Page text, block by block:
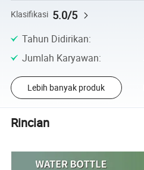
Klasifikasi 5.0/5
Tahun Didirikan:
Jumlah Karyawan:
Lebih banyak produk
Rincian